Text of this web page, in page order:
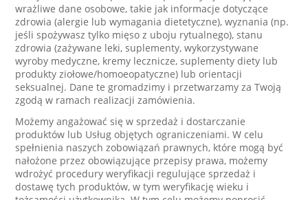
wrażliwe dane osobowe, takie jak informacje dotyczące
zdrowia (alergie lub wymagania dietetyczne), wyznania (np.
jeśli spożywasz tylko mięso z uboju rytualnego), stanu
zdrowia (zażywane leki, suplementy, wykorzystywane
wyroby medyczne, kremy lecznicze, suplementy diety lub
produkty ziołowe/homoeopatyczne) lub orientacji
seksualnej. Dane te gromadzimy i przetwarzamy za Twoją
zgodą w ramach realizacji zamówienia.
Możemy angażować się w sprzedaż i dostarczanie
produktów lub Usług objętych ograniczeniami. W celu
spełnienia naszych zobowiązań prawnych, które mogą być
nałożone przez obowiązujące przepisy prawa, możemy
wdrożyć procedury weryfikacji regulujące sprzedaż i
dostawę tych produktów, w tym weryfikację wieku i